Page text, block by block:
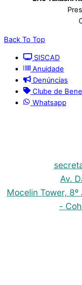
Back To Top
SISCAD
Anuidade
Denúncias
Clube de
Whatsapp
Av.
Mocelin Tower,
-